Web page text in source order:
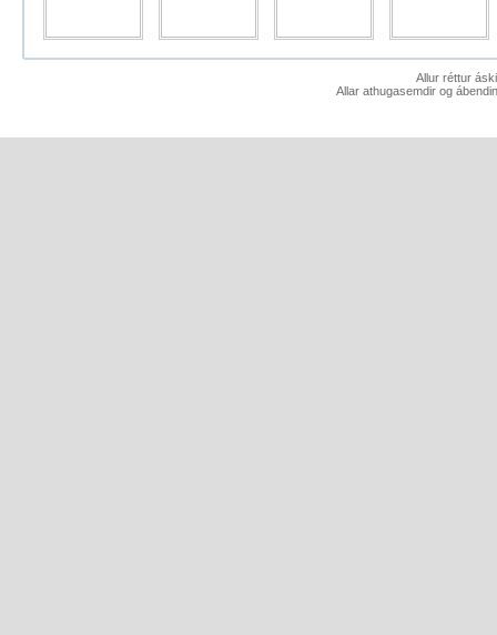
Allur réttur
Allar athugasemdir og